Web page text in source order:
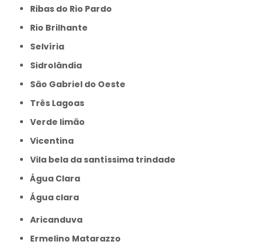
Ribas do Rio Pardo
Rio Brilhante
Selvíria
Sidrolândia
São Gabriel do Oeste
Três Lagoas
Verde limão
Vicentina
Vila bela da santíssima trindade
Água Clara
Água clara
Aricanduva
Ermelino Matarazzo